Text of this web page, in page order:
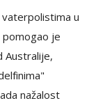
vaterpolistima u
pomogao je
Australije,
nažalost